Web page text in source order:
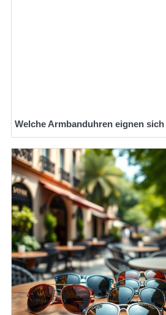
Welche Armbanduhren eignen